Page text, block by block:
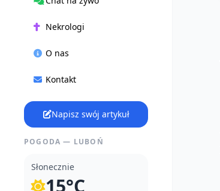
Nekrologi
O nas
Kontakt
Napisz swój artykuł
POGODA — LUBOŃ
Słonecznie
15°C